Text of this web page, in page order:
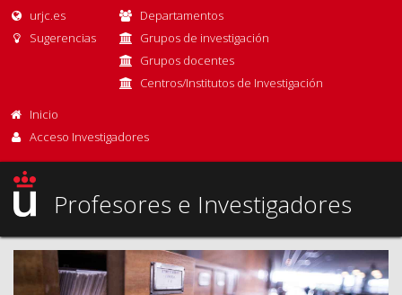
urjc.es
Sugerencias
Departamentos
Grupos de investigación
Grupos docentes
Centros/Institutos de Investigación
Inicio
Acceso Investigadores
Profesores e Investigadores